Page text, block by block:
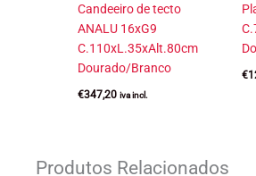
Candeeiro de tecto
ANALU 16xG9
C.110xL.35xAlt.80cm
Dourado/Branco
€347,20 iva incl.
€
Produtos Relacionados